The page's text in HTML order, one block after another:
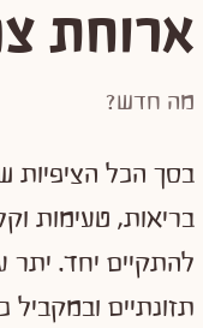
ארוחת
מה חדש?
בסך הכל הציפיות
בריאות, טעימות
להתקיים יחד.
תזונתיים